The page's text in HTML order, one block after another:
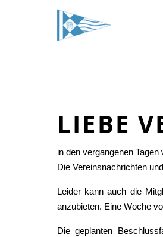
LIEBE
in den vergangenen
Die Vereinsnachrichten
Leider kann auch die
anzubieten. Eine Woche
Die geplanten